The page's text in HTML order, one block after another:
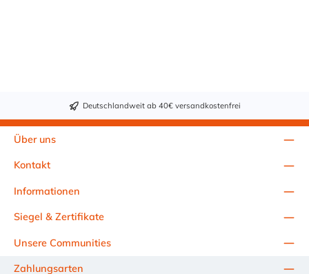
Deutschlandweit ab 40€ versandkostenfrei
Über uns
Kontakt
Informationen
Unsere Communities
Siegel & Zertifikate
Zahlungsarten